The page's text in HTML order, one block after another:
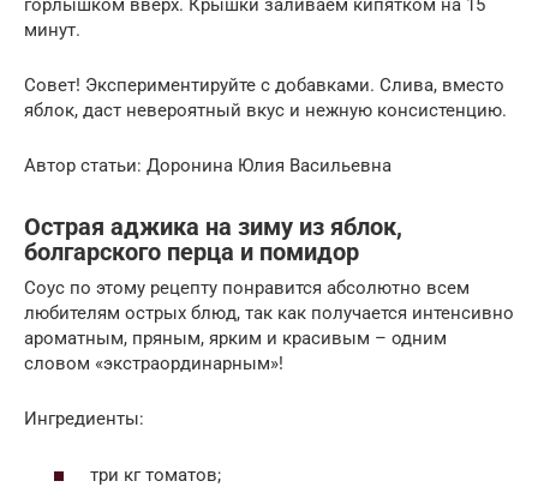
горлышком вверх. Крышки заливаем кипятком на 15
минут.
Совет! Экспериментируйте с добавками. Слива, вместо
яблок, даст невероятный вкус и нежную консистенцию.
Автор статьи: Доронина Юлия Васильевна
Острая аджика на зиму из яблок,
болгарского перца и помидор
Соус по этому рецепту понравится абсолютно всем
любителям острых блюд, так как получается интенсивно
ароматным, пряным, ярким и красивым – одним
словом «экстраординарным»!
Ингредиенты:
три кг томатов;